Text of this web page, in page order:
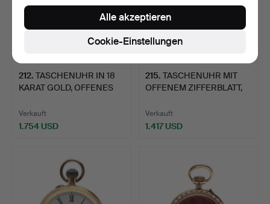
212. TASCHENUHR IN 18
KARAT GOLD, OFFENES
Verkauft
1.754 USD
215. TASCHENUHR MIT
OFFENEM ZIFFERBLATT,
Verkauft
1.417 USD
Cookie-Einstellungen
Alle akzeptieren